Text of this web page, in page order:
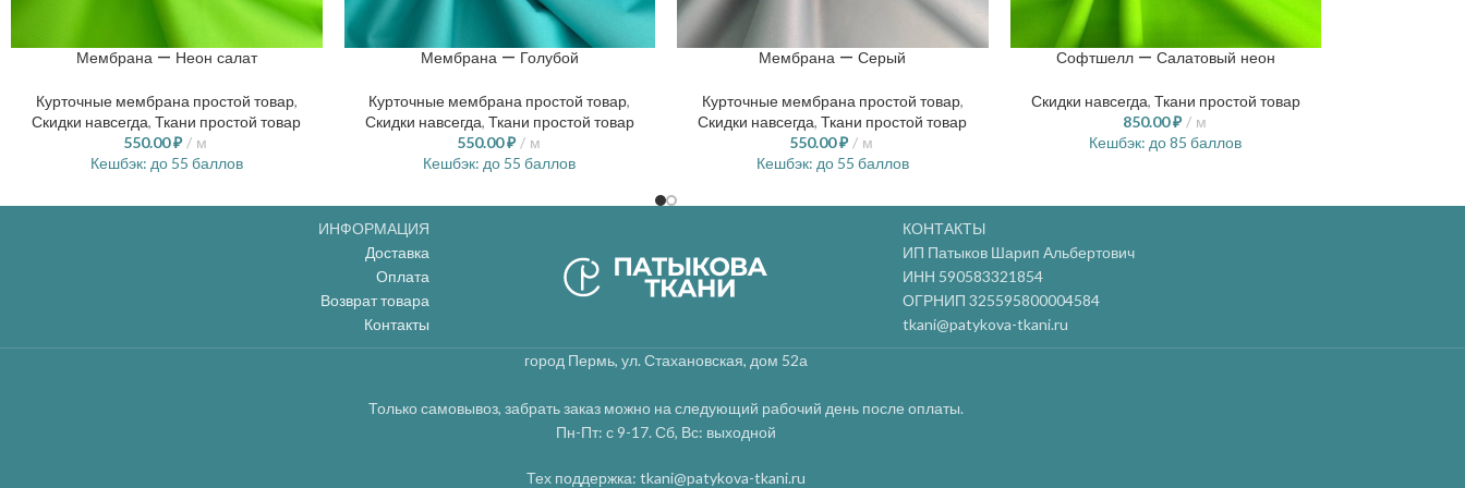
Мембрана — Неон салат
Курточные мембрана простой товар,
Скидки навсегда,Ткани простой товар
550.00₽
м
Кешбэк: до 55 баллов
Мембрана — Голубой
Курточные мембрана простой товар,
Скидки навсегда, Ткани простой товар
550.00₽
м
Кешбэк: до 55 баллов
Мембрана — Серый
Курточные мембрана простой товар,
Скидки навсегда,Ткани простой товар
550.00₽
м
Кешбэк: до 55 баллов
Софтшелл — Салатовый неон
Скидки навсегда, Ткани простой товар
850.00₽
м
Кешбэк: до 85 баллов
ИНФОРМАЦИЯ
Доставка
Оплата
Возврат товара
Контакты
КОНТАКТЫ
ИП Патыков Шарип Альбертович
ИНН 590583321854
ОГРНИП 325595800004584
tkani@patykova-tkani.ru
город Пермь, ул. Стахановская, дом 52а
Только самовывоз, забрать заказ можно на следующий рабочий день после оплаты.
Пн-Пт: с 9-17. Сб, Вс: выходной
Тех поддержка: tkani@patykova-tkani.ru